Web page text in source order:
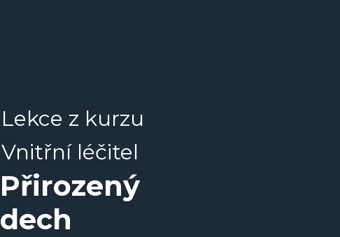
Lekce z kurzu
Vnitřní léčitel
Přirozený
dech